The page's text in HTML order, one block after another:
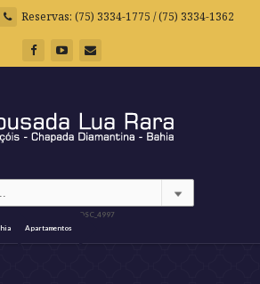
Reservas: (75) 3334-1775 / (75) 3334-1362
Apartamentos
DSC_4997